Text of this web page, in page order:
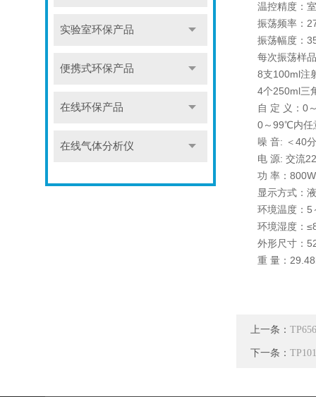
实验室环保产品
便携式环保产品
在线环保产品
在线气体分析仪
温控精度：
振荡频率：
振荡幅度：
每次振荡样
8支100ml注
4个250ml三
自 定 义：0
0～99℃内任
噪 音: ＜40
电 源: 交流
功 率：800W
显示方式：
环境温度：
环境湿度：
外形尺寸：
重 量：
上一条：
下一条：